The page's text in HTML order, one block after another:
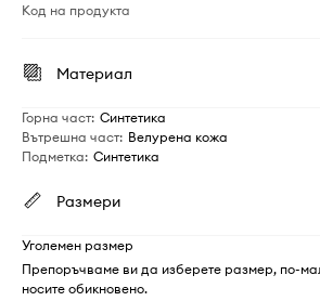
Код на продукта
Материал
Горна част: Синтетика
Вътрешна част: Велурена кожа
Подметка: Синтетика
Размери
Уголемен размер
Препоръчваме ви да изберете размер, по-
носите обикновено.